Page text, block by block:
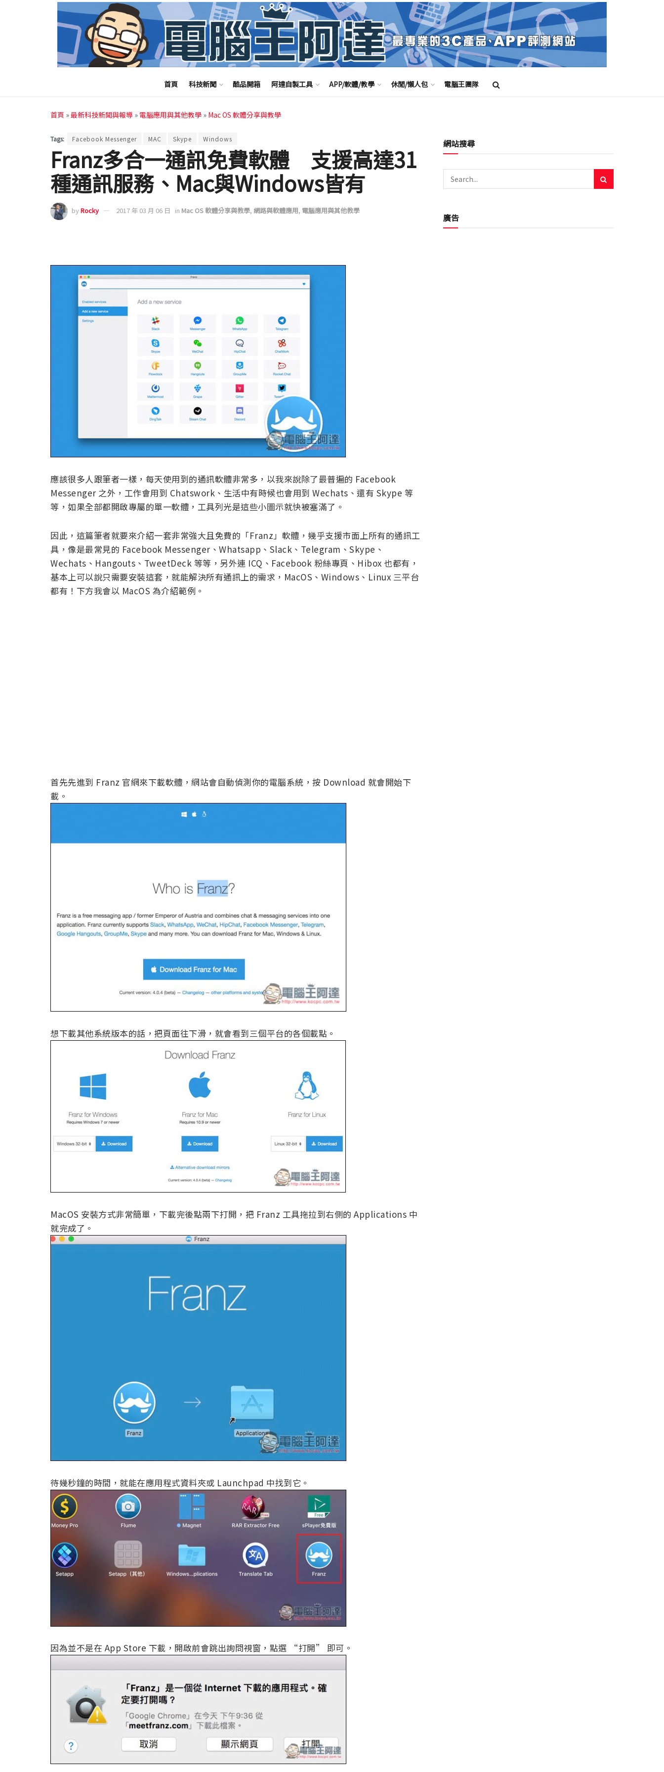
首頁 科技新聞 酷品開箱 阿達自製工具 APP/軟體/教學 休閒/懶人包 電腦王團隊
首頁 »最新科技新聞與報導 » 電腦應用與其他教學 » Mac OS 軟體分享與教學
Tags: Facebook Messenger MAC Skype Windows
Franz多合一通訊免費軟體 支援高達31
種通訊服務、Mac與Windows皆有
byRocky 2017 年 03 月 06 日 in Mac OS 軟體分享與教學, 網路與軟體應用, 電腦應用與其他教學
應該很多人跟筆者一樣，每天使用到的通訊軟體非常多，以我來說除了最普遍的 Facebook
Messenger 之外，工作會用到 Chatswork、生活中有時候也會用到 Wechats、還有 Skype 等
等，如果全部都開啟專屬的單一軟體，工具列光是這些小圖示就快被塞滿了。
因此，這篇筆者就要來介紹一套非常強大且免費的「Franz」軟體，幾乎支援市面上所有的通訊工
具，像是最常見的 Facebook Messenger、Whatsapp、Slack、Telegram、Skype、
Wechats、Hangouts、TweetDeck 等等，另外連 ICQ、Facebook 粉絲專頁、Hibox 也都有，
基本上可以說只需要安裝這套，就能解決所有通訊上的需求，MacOS、Windows、Linux 三平台
都有！下方我會以 MacOS 為介紹範例。
首先先進到 Franz 官網來下載軟體，網站會自動偵測你的電腦系統，按 Download 就會開始下
載。
想下載其他系統版本的話，把頁面往下滑，就會看到三個平台的各個載點。
MacOS 安裝方式非常簡單，下載完後點兩下打開，把 Franz 工具拖拉到右側的 Applications 中
就完成了。
待幾秒鐘的時間，就能在應用程式資料夾或 Launchpad 中找到它。
因為並不是在 App Store 下載，開啟前會跳出詢問視窗，點選 “打開” 即可。
網站搜尋
廣告